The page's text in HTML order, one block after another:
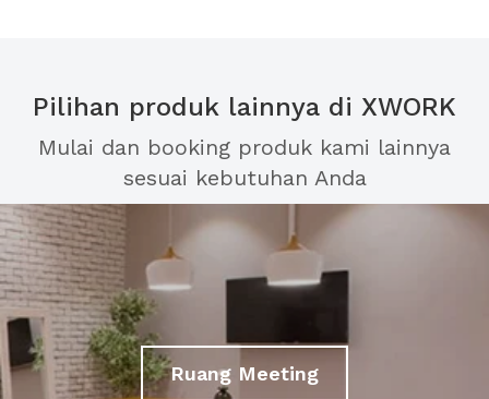
Pilihan produk lainnya di XWORK
Mulai dan booking produk kami lainnya
sesuai kebutuhan Anda
Ruang Meeting